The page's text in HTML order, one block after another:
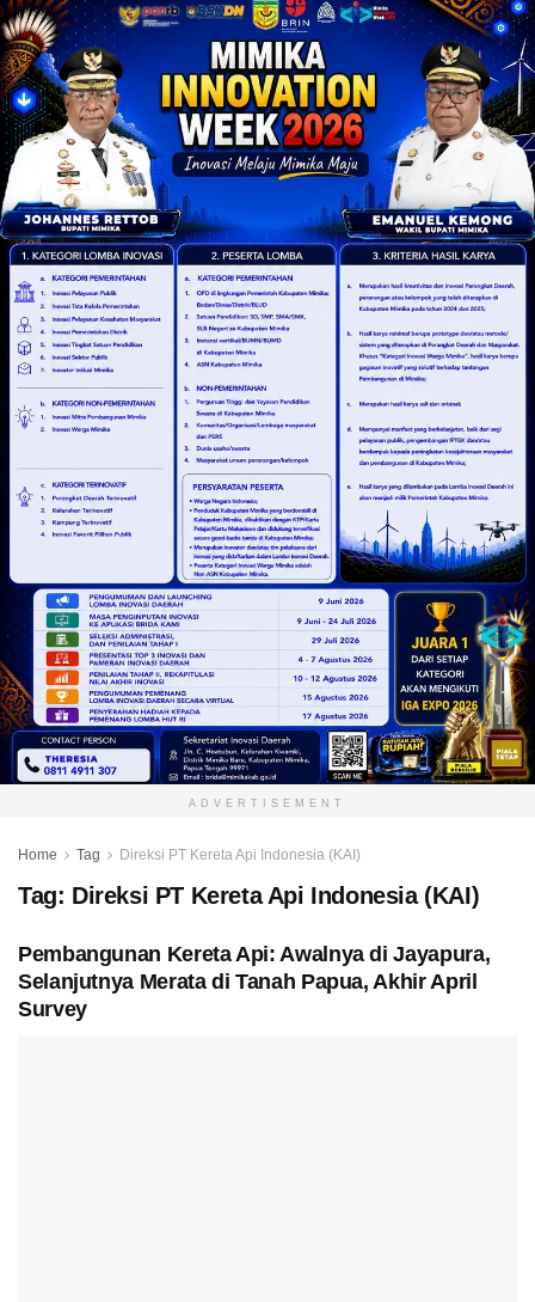
ADVERTISEMENT
Home Tag Direksi PT Kereta Api Indonesia (KAI)
Tag: Direksi PT Kereta Api Indonesia (KAI)
Pembangunan Kereta Api: Awalnya di Jayapura,
Selanjutnya Merata di Tanah Papua, Akhir April
Survey